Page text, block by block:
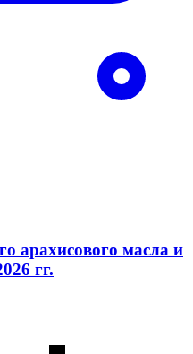
арахисового масла и
гг.